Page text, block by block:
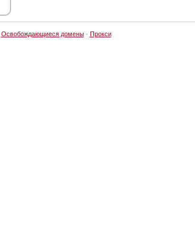
Освобождающиеся домены· Прокси